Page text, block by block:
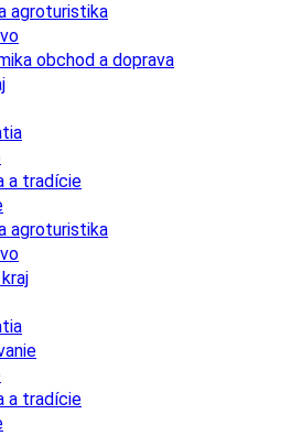
agroturistika
obchod a doprava
a tradície
agroturistika
a tradície